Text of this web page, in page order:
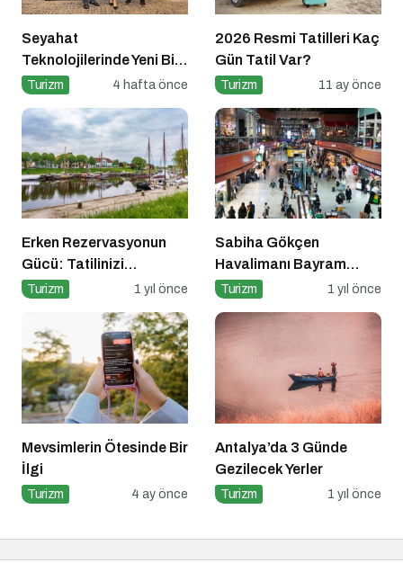
Seyahat
Teknolojilerinde Yeni Bir
Dönem
Turizm 4 hafta önce
2026 Resmi Tatilleri Kaç
Gün Tatil Var?
Turizm 11 ay önce
Erken Rezervasyonun
Gücü: Tatilinizi
Planlayın, Avantajları
Turizm 1 yıl önce
Sabiha Gökçen
Havalimanı Bayram
Yoğunluğuna Hazır!
Turizm 1 yıl önce
Mevsimlerin Ötesinde Bir
İlgi
Turizm 4 ay önce
Antalya’da 3 Günde
Gezilecek Yerler
Turizm 1 yıl önce